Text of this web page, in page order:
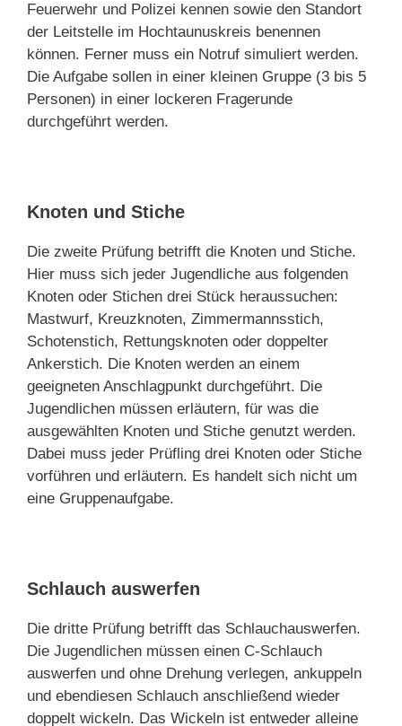
Feuerwehr und Polizei kennen sowie den Standort
der Leitstelle im Hochtaunuskreis benennen
können. Ferner muss ein Notruf simuliert werden.
Die Aufgabe sollen in einer kleinen Gruppe (3 bis 5
Personen) in einer lockeren Fragerunde
durchgeführt werden.
Knoten und Stiche
Die zweite Prüfung betrifft die Knoten und Stiche.
Hier muss sich jeder Jugendliche aus folgenden
Knoten oder Stichen drei Stück heraussuchen:
Mastwurf, Kreuzknoten, Zimmermannsstich,
Schotenstich, Rettungsknoten oder doppelter
Ankerstich. Die Knoten werden an einem
geeigneten Anschlagpunkt durchgeführt. Die
Jugendlichen müssen erläutern, für was die
ausgewählten Knoten und Stiche genutzt werden.
Dabei muss jeder Prüfling drei Knoten oder Stiche
vorführen und erläutern. Es handelt sich nicht um
eine Gruppenaufgabe.
Schlauch auswerfen
Die dritte Prüfung betrifft das Schlauchauswerfen.
Die Jugendlichen müssen einen C-Schlauch
auswerfen und ohne Drehung verlegen, ankuppeln
und ebendiesen Schlauch anschließend wieder
doppelt wickeln. Das Wickeln ist entweder alleine